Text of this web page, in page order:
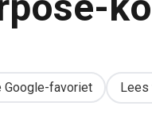
Google-favoriet Lees